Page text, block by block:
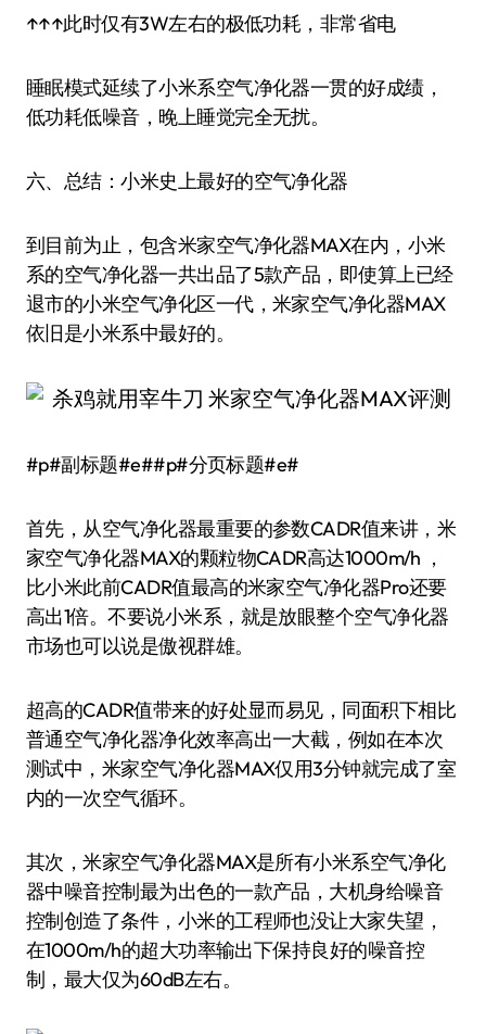
↑↑↑此时仅有3W左右的极低功耗，非常省电
睡眠模式延续了小米系空气净化器一贯的好成绩，
低功耗低噪音，晚上睡觉完全无扰。
六、总结：小米史上最好的空气净化器
到目前为止，包含米家空气净化器MAX在内，小米
系的空气净化器一共出品了5款产品，即使算上已经
退市的小米空气净化区一代，米家空气净化器MAX
依旧是小米系中最好的。
#p#副标题#e##p#分页标题#e#
首先，从空气净化器最重要的参数CADR值来讲，米
家空气净化器MAX的颗粒物CADR高达1000m/h ，
比小米此前CADR值最高的米家空气净化器Pro还要
高出1倍。不要说小米系，就是放眼整个空气净化器
市场也可以说是傲视群雄。
超高的CADR值带来的好处显而易见，同面积下相比
普通空气净化器净化效率高出一大截，例如在本次
测试中，米家空气净化器MAX仅用3分钟就完成了室
内的一次空气循环。
其次，米家空气净化器MAX是所有小米系空气净化
器中噪音控制最为出色的一款产品，大机身给噪音
控制创造了条件，小米的工程师也没让大家失望，
在1000m/h的超大功率输出下保持良好的噪音控
制，最大仅为60dB左右。